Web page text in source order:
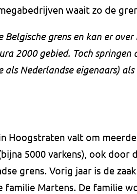
waait zo de
grens en kan er over
2000 gebied. Toch springen
Nederlandse eigenaars) als
Hoogstraten valt om
5000 varkens), ook door
grens. Vorig jaar is de zaak
familie Martens. De familie